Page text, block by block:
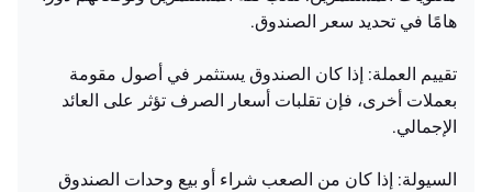
هامًا في تحديد سعر الصندوق.
تقييم العملة: إذا كان الصندوق يستثمر في أصول مقومة
بعملات أخرى، فإن تقلبات أسعار الصرف تؤثر على العائد
الإجمالي.
السيولة: إذا كان من الصعب شراء أو بيع وحدات الصندوق